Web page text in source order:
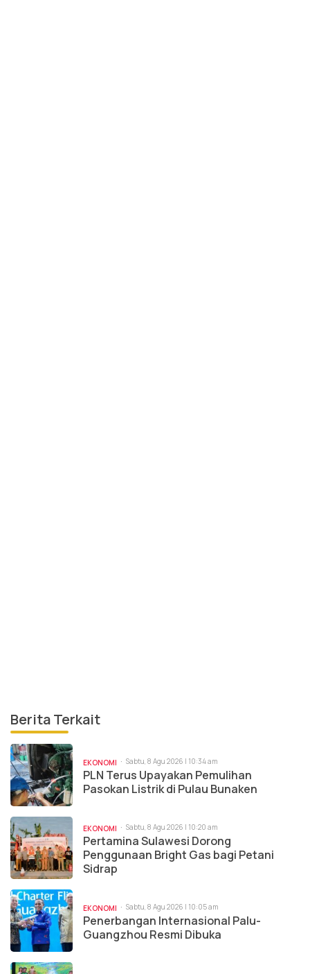
Berita Terkait
EKONOMI Sabtu, 8 Agu 2026 | 10:34 am
PLN Terus Upayakan Pemulihan
Pasokan Listrik di Pulau Bunaken
EKONOMI Sabtu, 8 Agu 2026 | 10:20 am
Pertamina Sulawesi Dorong
Penggunaan Bright Gas bagi Petani
Sidrap
EKONOMI Sabtu, 8 Agu 2026 | 10:05 am
Penerbangan Internasional Palu-
Guangzhou Resmi Dibuka